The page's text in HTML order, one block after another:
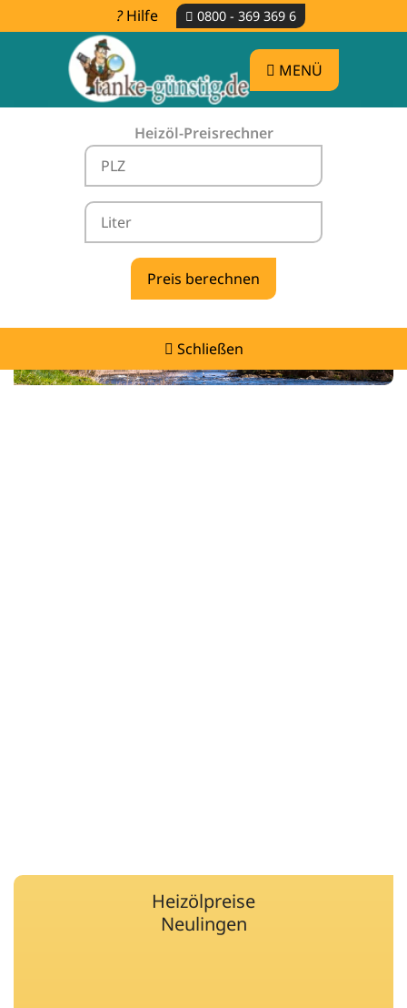
Hilfe 0800 - 369 369 6
MENÜ
Heizöl-Preisrechner
Schließen
Heizölpreise Neulingen -
vergleichen & günstig tanken
Heizölpreise
Neulingen